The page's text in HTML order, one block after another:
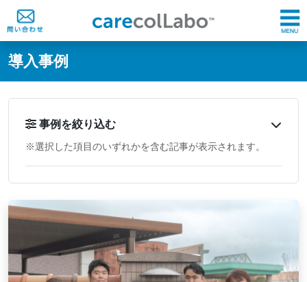
@ -0,0 +1,60 @@
導入事例
事例を絞り込む
※選択した項目のいずれかを含む記事が表示されます。